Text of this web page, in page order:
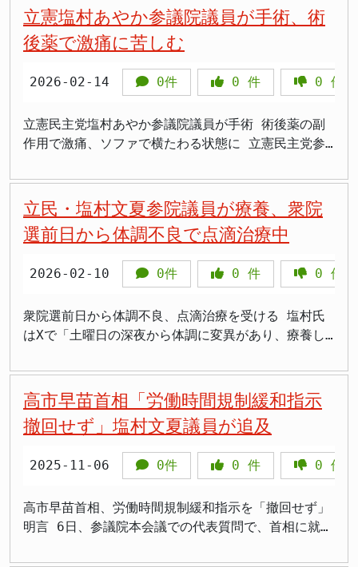
家の象徴を保護する法整備の必要性が、提出者側から
は訴えられています。 塩崎氏は、SNSの普及により
国内外での国旗損壊行為が瞬時に拡散され、国民に多
大な影響を与える可能性があることを指摘しました。
処罰の対象となる法律が現行法にないため、具体的な
拡散的に普及している中で、国内外で国旗を損壊する
行為がリアルタイムあるいはそれに近い形でわが国の
ることは否定できない」と、将来起こりうる法益侵害
の危険性、すなわち「蓋然性」を理由に法整備の必要
性を強調しました。これは、すでに発生した被害事例
だけでなく、将来の危険性をも見据えた法整備の考え
方と言えるでしょう。 塩村氏「自己所有は財産」と
立法事実に疑問 一方、立憲民主党の塩村文夏氏は、
題視したのは、自己所有の国旗であっても、公然と損
壊すれば罪に問われる可能性があるという点です。塩
をどう扱おうと自由であるべきだ」という立場から、
「なぜ自己所有の国旗を処罰対象から除外しないの
か」と疑問を投げかけました。 さらに、塩村氏は、
法案の根拠となる「立法事実」、すなわち具体的な国
内での発生事例が示されていないことを問題視しまし
た。SNS時代だから必要だという論理に対し、SNS普
ば、「おかしい」と指摘しました。具体的な事例がな
いにもかかわらず、自己所有の財産にまで刑罰を及ぼ
2世の問題に対応してきたことにも触れ、国会の一般
質疑でこの問題を取り上げる考えを示しています。
玉城知事は、2026年9月13日投票の沖縄県知事選挙で
3選を目指す立場です。激励会への参加は政治的な意
味を持ちますが、今回の投稿で注目すべき本筋は、選
国籍問題を国政でどう扱うかという点です。 フィリ
ピン残留日本人2世とは、戦前にフィリピンへ渡った
乱で現地に残された人たちです。父親が戦死したり、
日本へ引き揚げたりしたため、子どもだけが取り残さ
れた例が多くあります。 戦後80年でも残る無国籍問
題 この問題の重さは、戦後80年を迎えても解決して
いないことにあります。当時の制度では、父親が日本
人であることを示す書類や戸籍とのつながりが重要で
かった人も多くいました。 その結果、日本人の父を
持つにもかかわらず、日本国籍の確認や回復が難しく
戸籍確認に使える時間は限られています。 > 「80年
も待たされた人たちを、これ以上放置してはいけませ
ん」 > 「戦争が終わった後の責任を、国がまだ果た
していないと思います」 > 「日本人の父を持つ人が
無国籍のままなら、政治が動くべきです」 > 「支援
するなら人数、期限、費用をきちんと示して進めてほ
も国も本気で向き合うべきです」 この問題は、単な
る外国支援ではありません。日本の戦争と移民の歴史
立憲塩村あやか参議院議員が手術、術
後薬で激痛に苦しむ
2026-02-14 0件 0 件 0 件
立憲民主党塩村あやか参議院議員が手術 術後薬の副
作用で激痛、ソファで横たわる状態に 立憲民主党参
稿で、手術を受けたことを報告しました。術後の薬が
合わないのか激しい腹痛に見舞われ、ベッドへ移動し
て寝ることもできずソファで横になっている状態だと
明かし、心配の声が多数寄せられています。 塩村氏
は2月14日午前、Xに「おはようございます。今週は
じめにある手術をしました。抗菌剤など、術後の薬を
ような腹部の激痛がはじまり下痢や吐き気などが。ベ
ッドへ移動して寝ることもできず、ソファで横になっ
ました。 塩村氏は東京都選挙区選出の参議院議員
で、2025年7月の第27回参議院議員通常選挙で2期目
の当選を果たしました。現在は内閣委員会委員、政治
改革に関する特別委員会委員、国際問題に関する調査
会理事などを務めています。 土曜日深夜から体調に
変異 塩村氏はほかのSNSには2月11日に「土曜日の深
し、点滴を受けている様子の写真を公開していまし
た。その後、週はじめに手術を受けたことになりま
立民・塩村文夏参院議員が療養、衆院
選前日から体調不良で点滴治療中
2026-02-10 0件 0 件 0 件
衆院選前日から体調不良、点滴治療を受ける 塩村氏
はXで「土曜日の深夜から体調に変異があり、療養し
を見上げた状況と見られる写真が添付されていまし
た。 塩村氏は2月7日夜7時台には、翌日に投開票を
控えた衆議院選挙に向けて最後の訴えを行った元立憲
民主党の中道改革連合の候補の投稿を続々とリポスト
していました。また、野田佳彦共同代表氏と斉藤鉄夫
共同代表氏がガッツポーズを見せた写真も投稿し「両
づっていました。 2月8日午後には「寒かったです
ね。お昼前に投票を済ませてきました」と、自身の写
高市早苗首相「労働時間規制緩和指示
撤回せず」塩村文夏議員が追及
2025-11-06 0件 0 件 0 件
高市早苗首相、労働時間規制緩和指示を「撤回せず」
明言 6日、参議院本会議での代表質問で、首相に就任